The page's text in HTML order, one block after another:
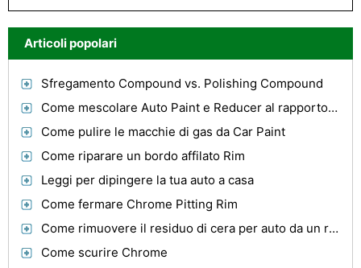
Articoli popolari
Sfregamento Compound vs. Polishing Compound
Come mescolare Auto Paint e Reducer al rapporto corretto
Come pulire le macchie di gas da Car Paint
Come riparare un bordo affilato Rim
Leggi per dipingere la tua auto a casa
Come fermare Chrome Pitting Rim
Come rimuovere il residuo di cera per auto da un rivestimento in plastica
Come scurire Chrome